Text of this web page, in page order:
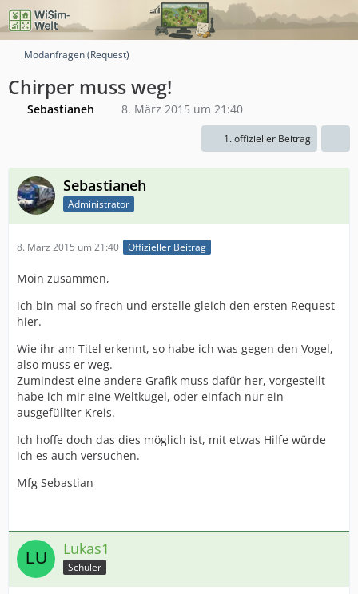
Modanfragen (Request)
Chirper muss weg!
Sebastianeh 8. März 2015 um 21:40
1. offizieller Beitrag
Sebastianeh
Administrator
8. März 2015 um 21:40 Offizieller Beitrag
Moin zusammen,
ich bin mal so frech und erstelle gleich den ersten Request
hier.
Wie ihr am Titel erkennt, so habe ich was gegen den Vogel,
also muss er weg.
Zumindest eine andere Grafik muss dafür her, vorgestellt
habe ich mir eine Weltkugel, oder einfach nur ein
ausgefüllter Kreis.
Ich hoffe doch das dies möglich ist, mit etwas Hilfe würde
ich es auch versuchen.
Mfg Sebastian
Lukas1
Schüler